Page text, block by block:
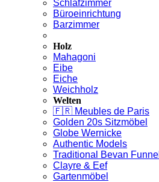
Schlafzimmer
Büroeinrichtung
Barzimmer
Holz
Mahagoni
Eibe
Eiche
Weichholz
Welten
🇫🇷 Meubles de Paris
Golden 20s Sitzmöbel
Globe Wernicke
Authentic Models
Traditional Bevan Funnell
Clayre & Eef
Gartenmöbel